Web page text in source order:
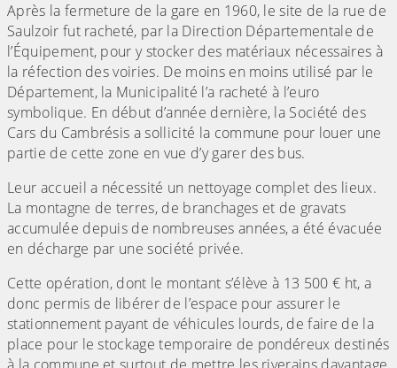
Après la fermeture de la gare en 1960, le site de la rue de
Saulzoir fut racheté, par la Direction Départementale de
l’Équipement, pour y stocker des matériaux nécessaires à
la réfection des voiries. De moins en moins utilisé par le
Département, la Municipalité l’a racheté à l’euro
symbolique. En début d’année dernière, la Société des
Cars du Cambrésis a sollicité la commune pour louer une
partie de cette zone en vue d’y garer des bus.
Leur accueil a nécessité un nettoyage complet des lieux.
La montagne de terres, de branchages et de gravats
accumulée depuis de nombreuses années, a été évacuée
en décharge par une société privée.
Cette opération, dont le montant s’élève à 13 500 € ht, a
donc permis de libérer de l’espace pour assurer le
stationnement payant de véhicules lourds, de faire de la
place pour le stockage temporaire de pondéreux destinés